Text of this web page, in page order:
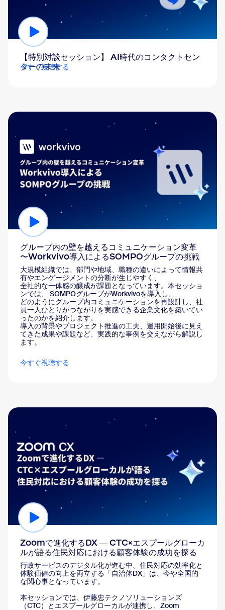
【特別対談セッション】 AI時代のコンタクトセン
ターの未来
今すぐ視聴する
グループ内の壁を越えるコミュニケーション変革
〜Workvivo導入によるSOMPOグループの挑戦
大規模組織では、部門や地域、職種の違いによって情報共
有やエンゲージメントの分断が生じやすく、
全社的な一体感の醸成が課題となっています。本セッショ
ンでは、 SOMPOグループがWorkvivoを導入し、
どのようにグループ内コミュニケーションを再設計し、社
員一人ひとりがつながりを実感できる企業文化を築いてい
ったのかを紹介します。
導入の背景やプロジェクト推進の工夫、運用開始後に見え
てきた成果や課題など、実践的な事例を交えながら解説し
ます。
今すぐ視聴する
Zoomで進化するDX ― CTC×エスプールグローカ
ルが語る住民対応における顧客体験の成功を探る
行政サービスのデジタル化が進む中、住民対応の効率化と
体験価値の向上を両立する「自治体DX」は、今や全国的
な関心事となっています。
本セッションでは、伊藤忠テクノソリューションズ
（CTC）とエスプールグローカルが連携し、Zoom